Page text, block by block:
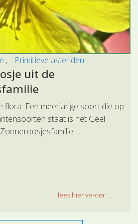
Primitieve asteriden
uit de
flora. Een meerjarige soort die op
staat is het Geel
lees hier verder ...